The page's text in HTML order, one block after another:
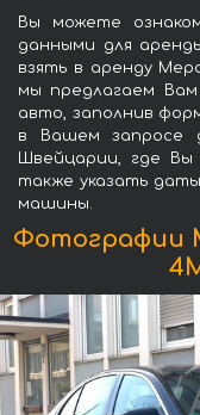
Вы можете
данными для
взять в аренду
мы предлагаем
авто, заполнив
в Вашем запросе
Швейцарии, где
также указать
машины.
Фотографии